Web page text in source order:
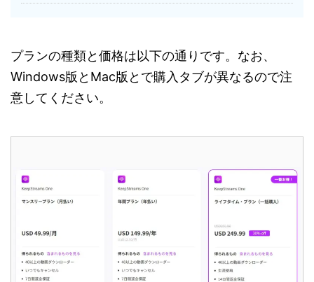
プランの種類と価格は以下の通りです。なお、
Windows版とMac版とで購入タブが異なるので注
意してください。